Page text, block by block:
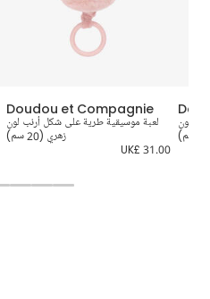
Doudou et Compagnie
لعبة موسيقية طرية على شكل أرنب لون
زهري (20 سم)
UK£ 31.00
دب لون